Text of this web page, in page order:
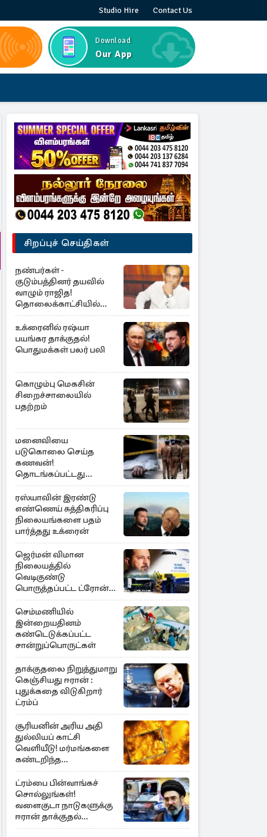
Studio Hire Contact Us
Download
Our App
சிறப்புச் செய்திகள்
நண்பர்கள் -
குடும்பத்தினர் தயவில்
வாழும் ராஜித!
தொலைக்காட்சியில்
குமுறல்
உக்ரைனில் ரஷ்யா
பயங்கர தாக்குதல்!
பொதுமக்கள் பலர் பலி
கொழும்பு மெகசின்
சிறைச்சாலையில்
பதற்றம்
மனைவியை
படுகொலை செய்த
கணவன்!
தொடங்கப்பட்டது
விசாரணை
ரஸ்யாவின் இரண்டு
எண்ணெய் சுத்திகரிப்பு
நிலையங்களை பதம்
பார்த்தது உக்ரைன்
ஜெர்மன் விமான
நிலையத்தில்
வெடிகுண்டு
பொருத்தப்பட்ட ட்ரோன்!
தப்பியது உக்ரைன்
விமானம்
செம்மணியில்
இன்றையதினம்
கண்டெடுக்கப்பட்ட
சான்றுப்பொருட்கள்
தாக்குதலை நிறுத்துமாறு
கெஞ்சியது ஈரான் :
புதுக்கதை விடுகிறார்
ட்ரம்ப்
சூரியனின் அரிய அதி
துல்லியப் காட்சி
வெளியீடு! மர்மங்களை
கண்டறிந்த
விஞ்ஞானிகள்
ட்ரம்பை பின்வாங்கச்
சொல்லுங்கள்!
வளைகுடா நாடுகளுக்கு
ஈரான் தாக்குதல்
எச்சரிக்கை